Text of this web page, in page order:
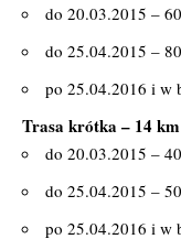
do 20.03.2015 –
do 25.04.2015 –
po 25.04.2016 i w
Trasa krótka – 14 km
do 20.03.2015 –
do 25.04.2015 –
po 25.04.2016 i w